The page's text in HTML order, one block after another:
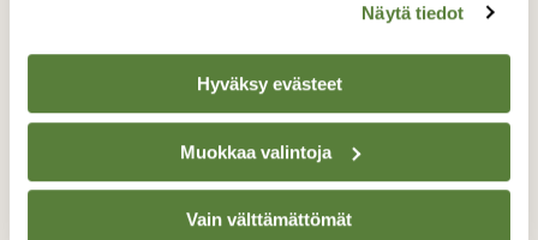
Näytä tiedot
Hyväksy evästeet
Muokkaa valintoja
Vain välttämättömät
Valokuvaaja: Susanna Vuorela, Lappeenranta
20.06.2026
TAKAISIN LISTAAN